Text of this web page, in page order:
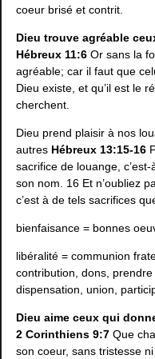
coeur brisé et contrit.
Dieu trouve agréable
Hébreux 11:6 Or sans la
agréable; car il faut que
Dieu existe, et qu’il est le
cherchent.
Dieu prend plaisir à nos
autres Hébreux 13:15-16
sacrifice de louange,
son nom. 16 Et n’oubliez
c’est à de tels sacrifices
bienfaisance = bonnes
libéralité = communion
contribution, dons,
dispensation, union,
Dieu aime ceux qui
2 Corinthiens 9:7 Que
son coeur, sans tristesse